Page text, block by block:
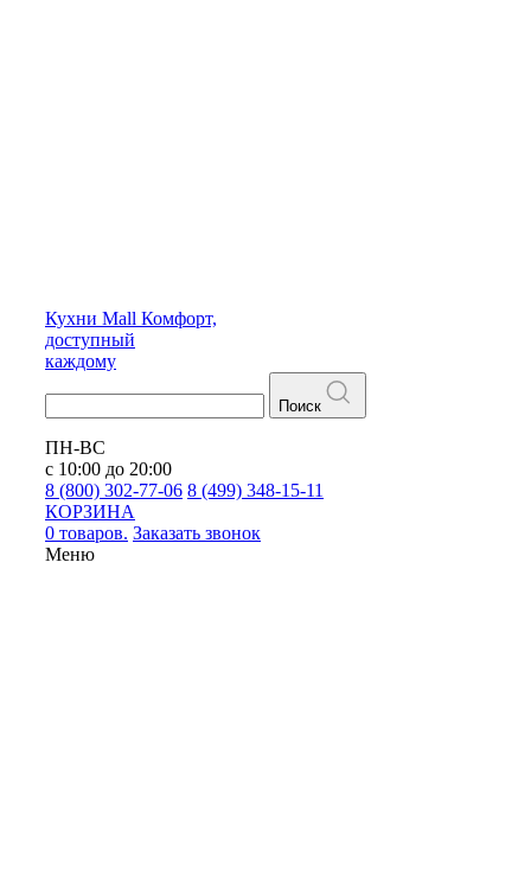
Кухни Mall Комфорт,
доступный
каждому
Поиск
ПН-ВС
с 10:00 до 20:00
8 (800) 302-77-06 8 (499) 348-15-11
КОРЗИНА
0 товаров. Заказать звонок
Меню